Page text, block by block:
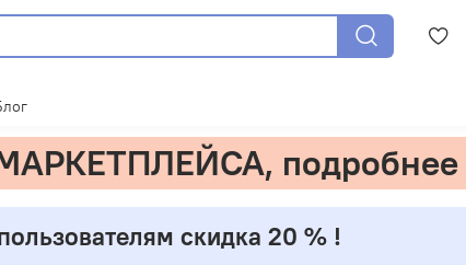
подробнее
скидка 20 % !